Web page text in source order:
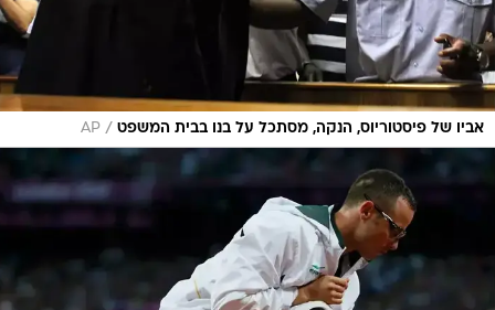
אביו של פיסטוריוס, הנקה, מסתכל על בנו בבית המשפט /
AP